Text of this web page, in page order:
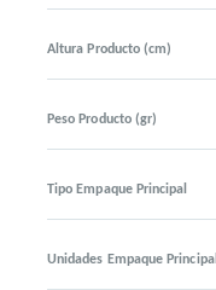
Altura Producto (cm)
Peso Producto (gr)
Tipo Empaque Principal
Unidades Empaque Principal